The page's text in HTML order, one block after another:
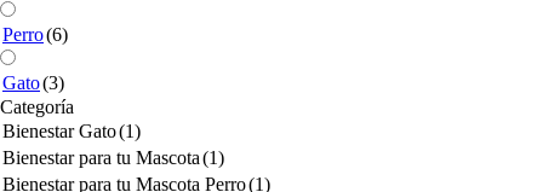
Perro(6)
Gato(3)
Categoría
Bienestar Gato(1)
Bienestar para tu Mascota(1)
Bienestar para tu Mascota Perro(1)